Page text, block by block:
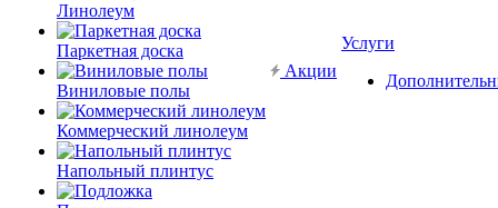
Линолеум
Паркетная доска
Виниловые полы
Коммерческий линолеум
Напольный плинтус
Акции
Услуги